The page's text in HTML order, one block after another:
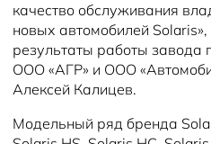
качество обслуживания
новых автомобилей
результаты работы завода
ООО «АГР» и ООО
Алексей Калицев.
Модельный ряд бренда